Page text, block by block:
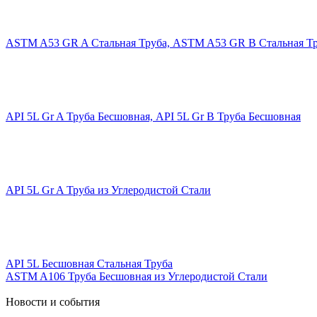
ASTM A53 GR A Стальная Труба, ASTM A53 GR B Стальная
API 5L Gr A Труба Бесшовная, API 5L Gr B Труба Бесшовная
API 5L Gr A Труба из Углеродистой Стали
API 5L Бесшовная Стальная Труба
ASTM A106 Труба Бесшовная из Углеродистой Стали
Новости и события